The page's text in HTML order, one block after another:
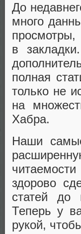
До
много
просмотры,
в
полная
только не
на
Хабра.
Наши
здорово
статей до
Теперь у
рукой,